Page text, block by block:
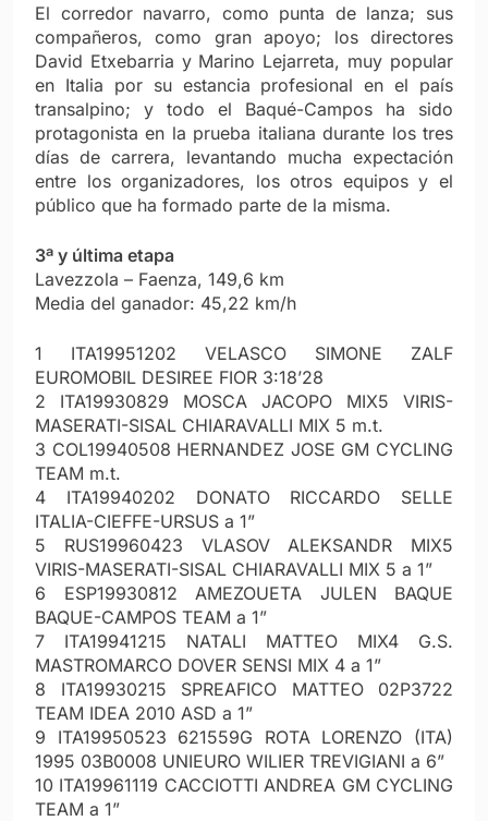
El corredor navarro, como punta de lanza; sus
compañeros, como gran apoyo; los directores
David Etxebarria y Marino Lejarreta, muy popular
en Italia por su estancia profesional en el país
transalpino; y todo el Baqué-Campos ha sido
protagonista en la prueba italiana durante los tres
días de carrera, levantando mucha expectación
entre los organizadores, los otros equipos y el
público que ha formado parte de la misma.
3ª y última etapa
Lavezzola – Faenza, 149,6 km
Media del ganador: 45,22 km/h
1 ITA19951202 VELASCO SIMONE ZALF
EUROMOBIL DESIREE FIOR 3:18’28
2 ITA19930829 MOSCA JACOPO MIX5 VIRIS-
MASERATI-SISAL CHIARAVALLI MIX 5 m.t.
3 COL19940508 HERNANDEZ JOSE GM CYCLING
TEAM m.t.
4 ITA19940202 DONATO RICCARDO SELLE
ITALIA-CIEFFE-URSUS a 1”
5 RUS19960423 VLASOV ALEKSANDR MIX5
VIRIS-MASERATI-SISAL CHIARAVALLI MIX 5 a 1”
6 ESP19930812 AMEZOUETA JULEN BAQUE
BAQUE-CAMPOS TEAM a 1”
7 ITA19941215 NATALI MATTEO MIX4 G.S.
MASTROMARCO DOVER SENSI MIX 4 a 1”
8 ITA19930215 SPREAFICO MATTEO 02P3722
TEAM IDEA 2010 ASD a 1”
9 ITA19950523 621559G ROTA LORENZO (ITA)
1995 03B0008 UNIEURO WILIER TREVIGIANI a 6”
10 ITA19961119 CACCIOTTI ANDREA GM CYCLING
TEAM a 1”